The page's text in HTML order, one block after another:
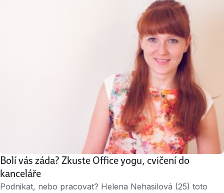
„Život je hrozně krátký na to, aby člověk dělal …
Bolí vás záda? Zkuste Office yogu, cvičení do
kanceláře
Podnikat, nebo pracovat? Helena Nehasilová (25) toto